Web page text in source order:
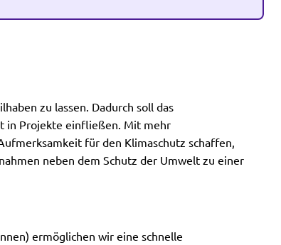
zu lassen. Dadurch soll das
in Projekte einfließen. Mit mehr
für den Klimaschutz schaffen,
neben dem Schutz der Umwelt zu einer
ermöglichen wir eine schnelle